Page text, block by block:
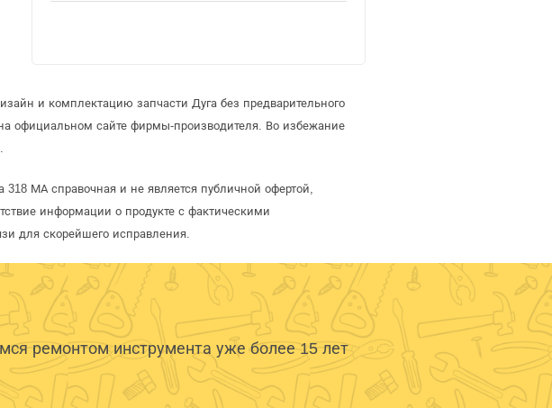
и комплектацию запчасти Дуга без предварительного
официальном сайте фирмы-производителя. Во избежание
МА справочная и не является публичной офертой,
информации о продукте с фактическими
для скорейшего исправления.
ремонтом инструмента уже более 15 лет